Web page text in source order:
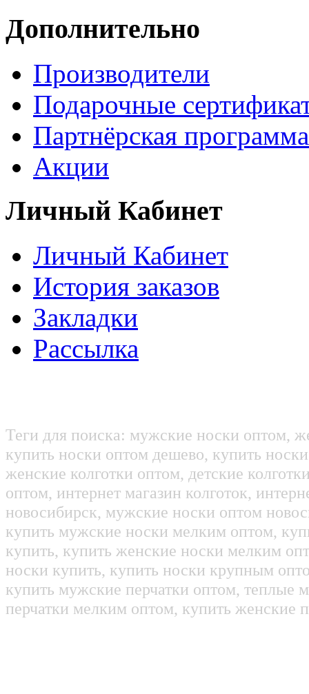
Дополнительно
Производители
Подарочные
Партнёрская программа
Акции
Личный Кабинет
Личный Кабинет
История заказов
Закладки
Рассылка
Теги для поиска: мужские носки оптом,
купить носки оптом дешево, купить
женские колготки оптом, детские
оптом, интернет магазин колготок,
новосибирск, мужские носки оптом
купить мужские носки мелким оптом,
купить, купить женские носки мелким
носки купить, купить носки крупным
купить мужские перчатки оптом, теплые
перчатки мелким оптом, купить женские